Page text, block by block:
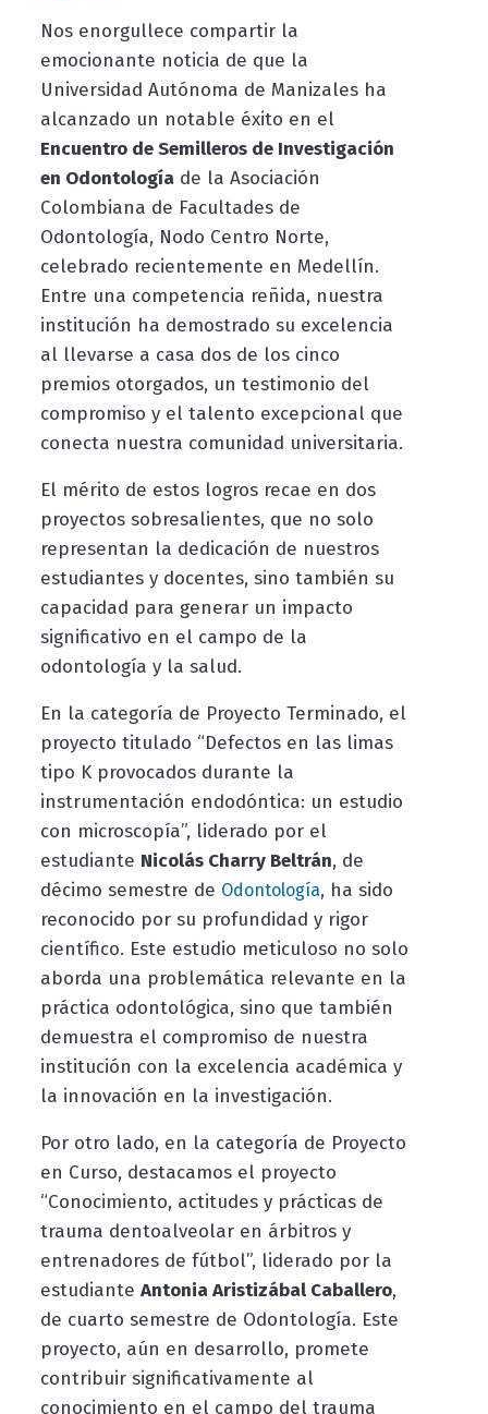
Nos enorgullece compartir la
emocionante noticia de que la
Universidad Autónoma de Manizales ha
alcanzado un notable éxito en el
Encuentro de Semilleros de Investigación
en Odontologíade la Asociación
Colombiana de Facultades de
Odontología, Nodo Centro Norte,
celebrado recientemente en Medellín.
Entre una competencia reñida, nuestra
institución ha demostrado su excelencia
al llevarse a casa dos de los cinco
premios otorgados, un testimonio del
compromiso y el talento excepcional que
conecta nuestra comunidad universitaria.
El mérito de estos logros recae en dos
proyectos sobresalientes, que no solo
representan la dedicación de nuestros
estudiantes y docentes, sino también su
capacidad para generar un impacto
significativo en el campo de la
odontología y la salud.
En la categoría de Proyecto Terminado, el
proyecto titulado “Defectos en las limas
tipo K provocados durante la
instrumentación endodóntica: un estudio
con microscopía”, liderado por el
estudiante Nicolás Charry Beltrán, de
décimo semestre de Odontología, ha sido
reconocido por su profundidad y rigor
científico. Este estudio meticuloso no solo
aborda una problemática relevante en la
práctica odontológica, sino que también
demuestra el compromiso de nuestra
institución con la excelencia académica y
la innovación en la investigación.
Por otro lado, en la categoría de Proyecto
en Curso, destacamos el proyecto
“Conocimiento, actitudes y prácticas de
trauma dentoalveolar en árbitros y
entrenadores de fútbol”, liderado por la
estudiante Antonia Aristizábal Caballero,
de cuarto semestre de Odontología. Este
proyecto, aún en desarrollo, promete
contribuir significativamente al
conocimiento en el campo del trauma